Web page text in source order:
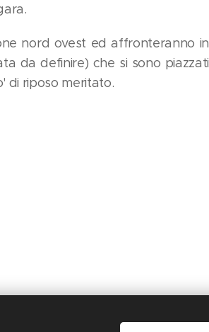
nord ovest ed affronteranno in
da definire) che si sono piazzati
di riposo meritato.